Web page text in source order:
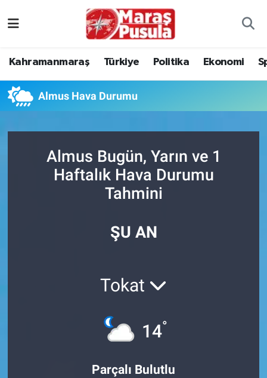
Kahramanmaraş Türkiye Politika Ekonomi
Almus Hava Durumu
Almus Bugün, Yarın ve 1
Haftalık Hava Durumu
Tahmini
ŞU AN
Tokat
14°
Parçalı Bulutlu
Ekonomi
Süper Lig Puan Durumu ve Fikstür
Son Dakika Haberleri